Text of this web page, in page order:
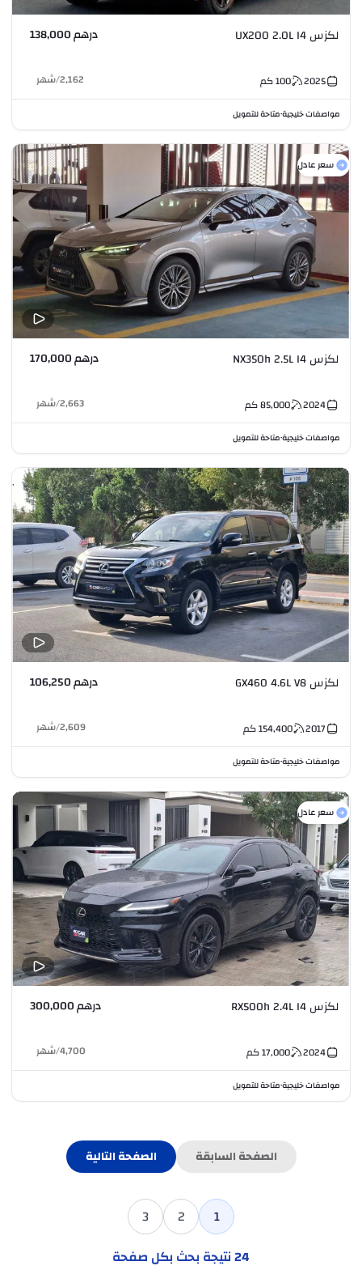
لكزس UX200 2.0L I4 درهم 138,000
2025
100كم 2,162
/شهر
مواصفات خليجية•متاحة للتمويل
سعر عادل
لكزس NX350h 2.5L I4 درهم 170,000
2024
85,000كم 2,663
/شهر
مواصفات خليجية•متاحة للتمويل
لكزس GX460 4.6L V8 درهم 106,250
2017
154,400كم 2,609
/شهر
مواصفات خليجية•متاحة للتمويل
سعر عادل
لكزس RX500h 2.4L I4 درهم 300,000
2024
17,000كم 4,700
/شهر
مواصفات خليجية•متاحة للتمويل
الصفحة السابقة الصفحة التالية
1
2
3
24نتيجة بحث بكل صفحة